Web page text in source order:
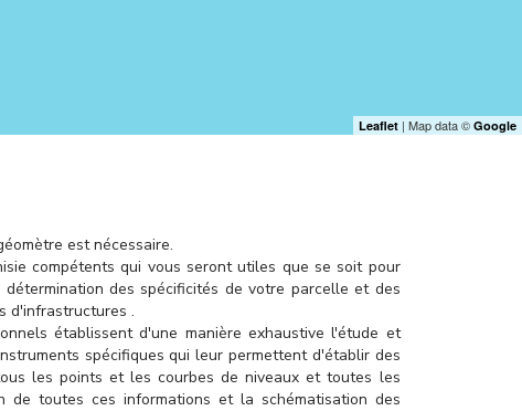
Leaflet | Map data © Google
est nécessaire.
compétents qui vous seront utiles que se soit pour
des spécificités de votre parcelle et des
d'infrastructures .
établissent d'une manière exhaustive l'étude et
spécifiques qui leur permettent d'établir des
les points et les courbes de niveaux et toutes les
de toutes ces informations et la schématisation des